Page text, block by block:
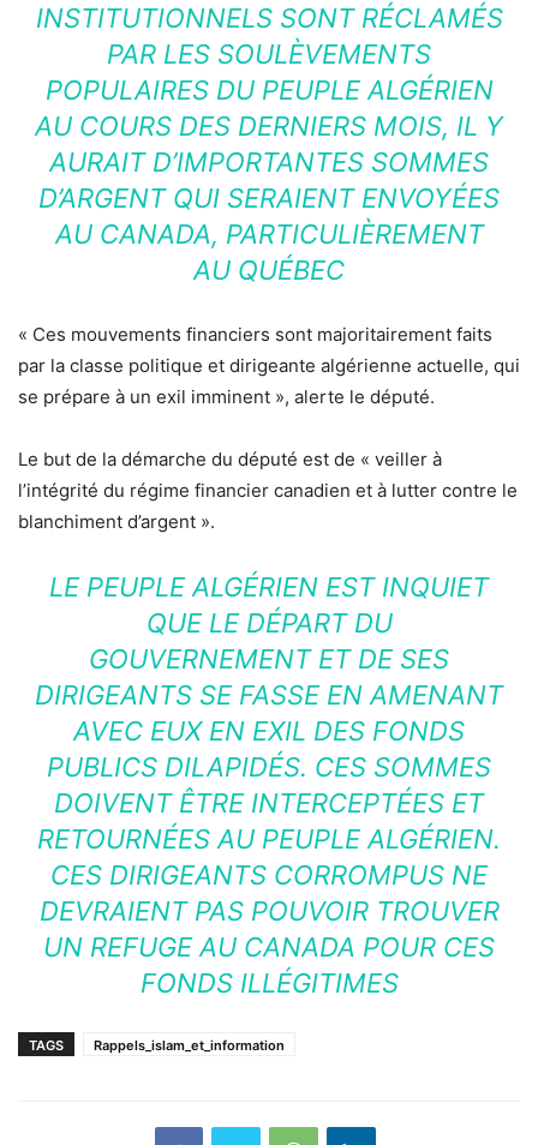
INSTITUTIONNELS SONT RÉCLAMÉS
PAR LES SOULÈVEMENTS
POPULAIRES DU PEUPLE ALGÉRIEN
AU COURS DES DERNIERS MOIS, IL Y
AURAIT D’IMPORTANTES SOMMES
D’ARGENT QUI SERAIENT ENVOYÉES
AU CANADA, PARTICULIÈREMENT
AU QUÉBEC
« Ces mouvements financiers sont majoritairement faits
par la classe politique et dirigeante algérienne actuelle, qui
se prépare à un exil imminent », alerte le député.
Le but de la démarche du député est de « veiller à
l’intégrité du régime financier canadien et à lutter contre le
blanchiment d’argent ».
LE PEUPLE ALGÉRIEN EST INQUIET
QUE LE DÉPART DU
GOUVERNEMENT ET DE SES
DIRIGEANTS SE FASSE EN AMENANT
AVEC EUX EN EXIL DES FONDS
PUBLICS DILAPIDÉS. CES SOMMES
DOIVENT ÊTRE INTERCEPTÉES ET
RETOURNÉES AU PEUPLE ALGÉRIEN.
CES DIRIGEANTS CORROMPUS NE
DEVRAIENT PAS POUVOIR TROUVER
UN REFUGE AU CANADA POUR CES
FONDS ILLÉGITIMES
TAGS Rappels_islam_et_information